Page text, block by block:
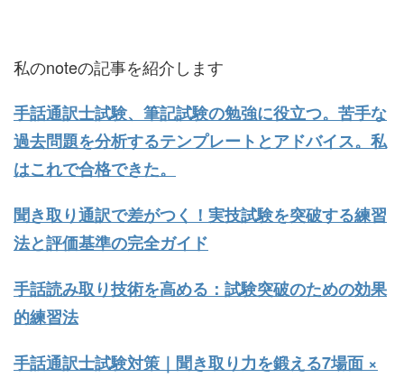
私のnoteの記事を紹介します
手話通訳士試験、筆記試験の勉強に役立つ。苦手な
過去問題を分析するテンプレートとアドバイス。私
はこれで合格できた。
聞き取り通訳で差がつく！実技試験を突破する練習
法と評価基準の完全ガイド
手話読み取り技術を高める：試験突破のための効果
的練習法
手話通訳士試験対策｜聞き取り力を鍛える7場面 ×